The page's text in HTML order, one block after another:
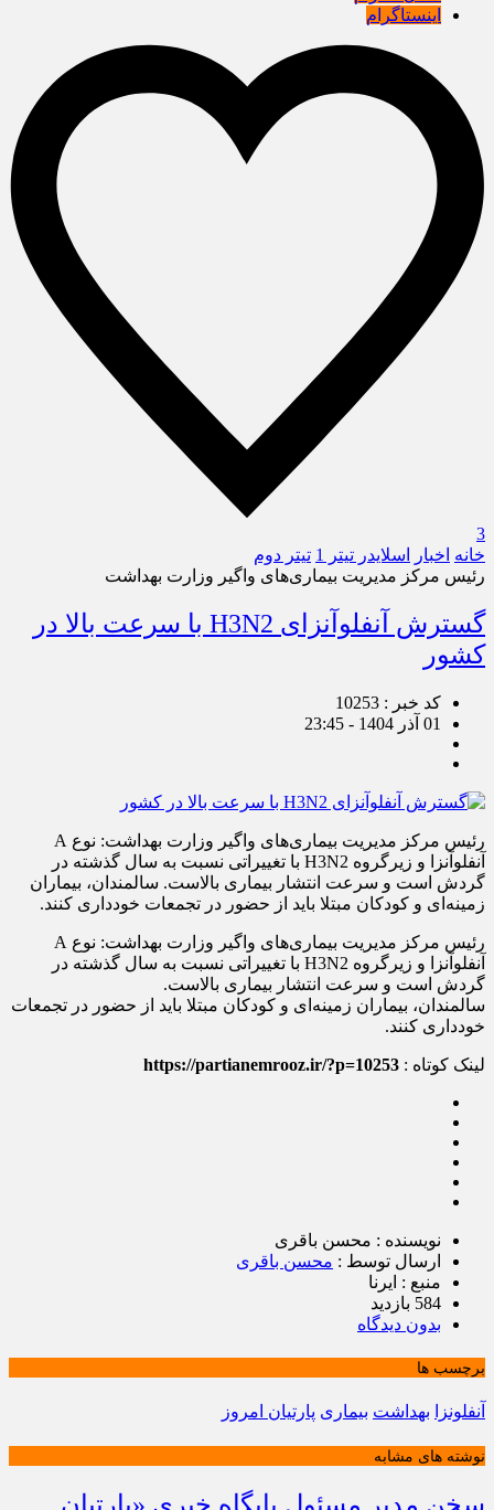
اینستاگرام
3
خانه اخبار اسلایدر تیتر 1
تیتر دوم
رئیس مرکز مدیریت بیماری‌های واگیر وزارت بهداشت
گسترش آنفلوآنزای H3N2 با سرعت بالا در
کشور
کد خبر : 10253
01 آذر 1404 - 23:45
رئیس مرکز مدیریت بیماری‌های واگیر وزارت بهداشت: نوع A
آنفلوآنزا و زیرگروه H3N2 با تغییراتی نسبت به سال گذشته در
گردش است و سرعت انتشار بیماری بالاست. سالمندان، بیماران
زمینه‌ای و کودکان مبتلا باید از حضور در تجمعات خودداری کنند.
رئیس مرکز مدیریت بیماری‌های واگیر وزارت بهداشت: نوع A
آنفلوآنزا و زیرگروه H3N2 با تغییراتی نسبت به سال گذشته در
گردش است و سرعت انتشار بیماری بالاست.
سالمندان، بیماران زمینه‌ای و کودکان مبتلا باید از حضور در تجمعات
خودداری کنند.
لینک کوتاه : https://partianemrooz.ir/?p=10253
نویسنده : محسن باقری
ارسال توسط : محسن باقری
منبع : ایرنا
584 بازدید
بدون دیدگاه
برچسب ها
آنفلونزا بهداشت بیماری پارتیان امروز
نوشته های مشابه